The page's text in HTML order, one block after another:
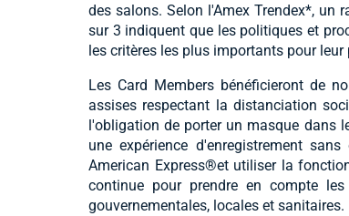
des salons. Selon l'Amex Trendex*, un
sur 3 indiquent que les politiques et
les critères les plus importants pour
Les Card Members bénéficieront de
assises respectant la distanciation
l'obligation de porter un masque dans
une expérience d'enregistrement
American Express®et utiliser la
continue pour prendre en compte
gouvernementales, locales et